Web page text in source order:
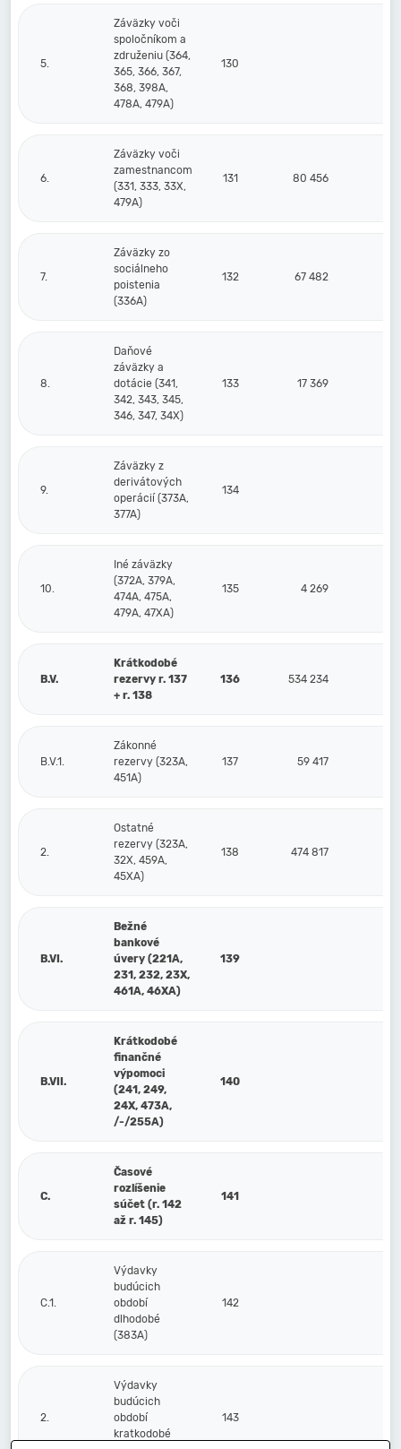
5.
Záväzky voči
spoločníkom a
združeniu (364,
365, 366, 367,
368, 398A,
478A, 479A)
130
6.
Záväzky voči
zamestnancom
(331, 333, 33X,
479A)
131 80 456
7.
Záväzky zo
sociálneho
poistenia
(336A)
132 67 482
8.
Daňové
záväzky a
dotácie (341,
342, 343, 345,
346, 347, 34X)
133 17 369
9.
Záväzky z
derivátových
operácií (373A,
377A)
134
10.
Iné záväzky
(372A, 379A,
474A, 475A,
479A, 47XA)
135 4 269
B.V.
Krátkodobé
rezervy r. 137
+ r. 138
136 534 234
B.V.1.
Zákonné
rezervy (323A,
451A)
137 59 417
2.
Ostatné
rezervy (323A,
32X, 459A,
45XA)
138 474 817
B.VI.
Bežné
bankové
úvery (221A,
231, 232, 23X,
461A, 46XA)
139
B.VII.
Krátkodobé
finančné
výpomoci
(241, 249,
24X, 473A,
/-/255A)
140
C.
Časové
rozlíšenie
súčet (r. 142
až r. 145)
141
C.1.
Výdavky
budúcich
období
dlhodobé
(383A)
142
2.
Výdavky
budúcich
období
kratkodobé
143